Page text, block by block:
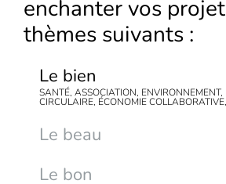
enchanter vos
thèmes suivants :
Le bien
SANTÉ, ASSOCIATION, ENVIRONNEMENT,
CIRCULAIRE, ÉCONOMIE
Le beau
Le bon